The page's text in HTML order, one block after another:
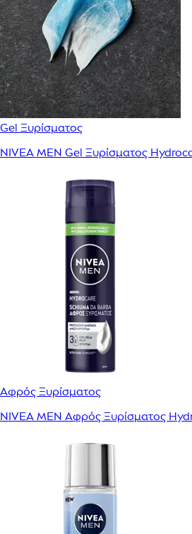
Gel Ξυρίσματος
NIVEA MEN Gel Ξυρίσματος
Αφρός Ξυρίσματος
NIVEA MEN Αφρός Ξυρίσματος